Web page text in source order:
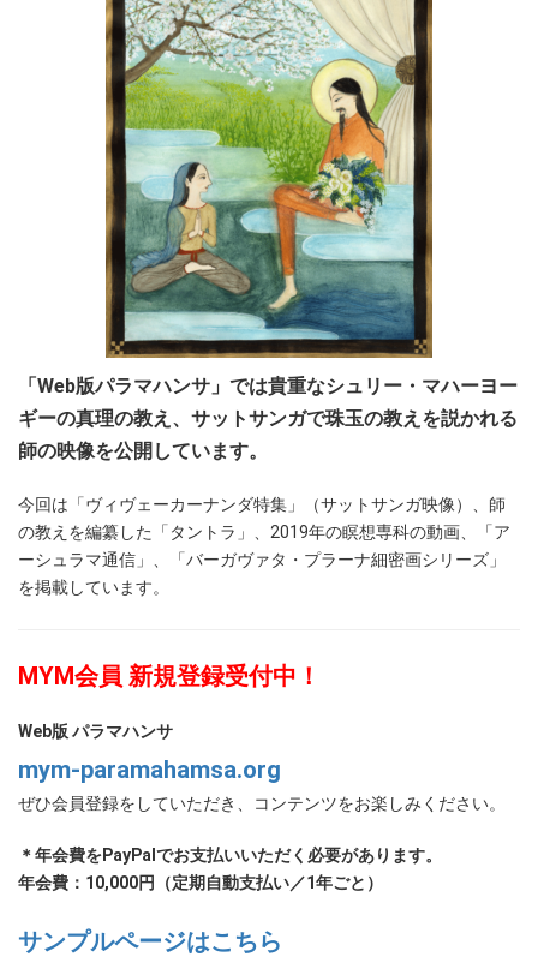
「Web版パラマハンサ」では貴重なシュリー・マハーヨー
ギーの真理の教え、サットサンガで珠玉の教えを説かれる
師の映像を公開しています。
今回は「ヴィヴェーカーナンダ特集」（サットサンガ映像）、師
の教えを編纂した「タントラ」、2019年の瞑想専科の動画、「ア
ーシュラマ通信」、「バーガヴァタ・プラーナ細密画シリーズ」
を掲載しています。
MYM会員 新規登録受付中！
Web版 パラマハンサ
mym-paramahamsa.org
ぜひ会員登録をしていただき、コンテンツをお楽しみください。
＊年会費をPayPalでお支払いいただく必要があります。
年会費：10,000円（定期自動支払い／1年ごと）
サンプルページはこちら